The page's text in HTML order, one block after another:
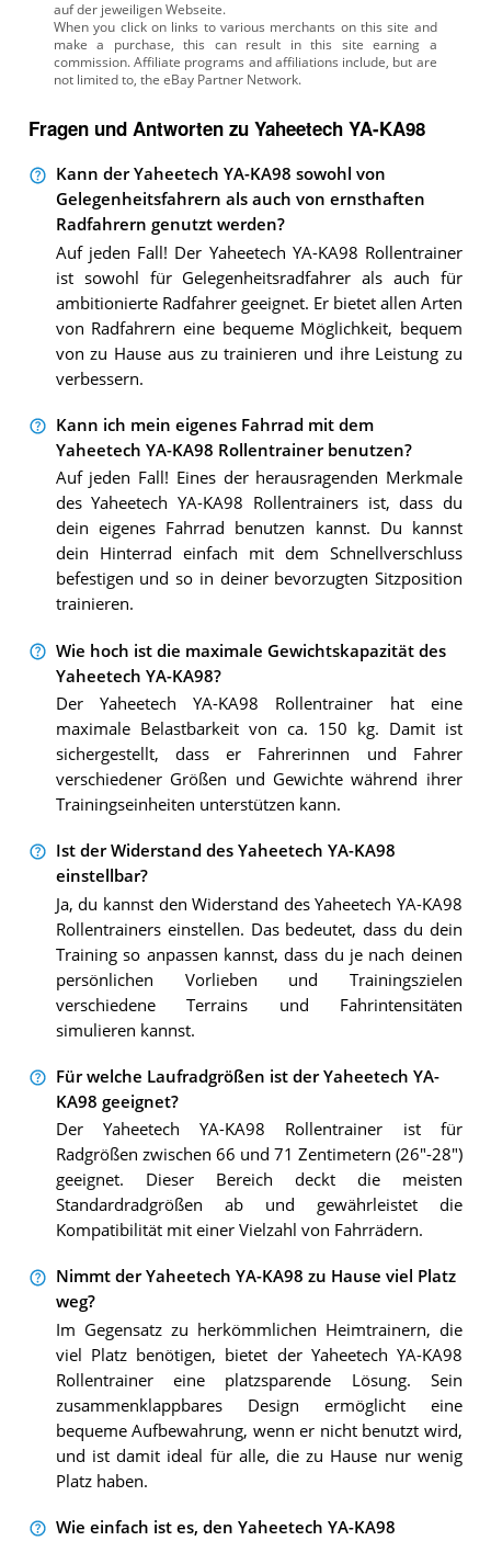
auf der jeweiligen Webseite.
Fragen und Antworten zu Yaheetech YA-KA98
Kann der Yaheetech YA-KA98 sowohl von
Gelegenheitsfahrern als auch von ernsthaften
Radfahrern genutzt werden?
Auf jeden Fall! Der Yaheetech YA-KA98 Rollentrainer
ist sowohl für Gelegenheitsradfahrer als auch für
ambitionierte Radfahrer geeignet. Er bietet allen Arten
von Radfahrern eine bequeme Möglichkeit, bequem
von zu Hause aus zu trainieren und ihre Leistung zu
verbessern.
Kann ich mein eigenes Fahrrad mit dem
Yaheetech YA-KA98 Rollentrainer benutzen?
Auf jeden Fall! Eines der herausragenden Merkmale
des Yaheetech YA-KA98 Rollentrainers ist, dass du
dein eigenes Fahrrad benutzen kannst. Du kannst
dein Hinterrad einfach mit dem Schnellverschluss
befestigen und so in deiner bevorzugten Sitzposition
trainieren.
Wie hoch ist die maximale Gewichtskapazität des
Yaheetech YA-KA98?
Der Yaheetech YA-KA98 Rollentrainer hat eine
maximale Belastbarkeit von ca. 150 kg. Damit ist
sichergestellt, dass er Fahrerinnen und Fahrer
verschiedener Größen und Gewichte während ihrer
Trainingseinheiten unterstützen kann.
Ist der Widerstand des Yaheetech YA-KA98
einstellbar?
Ja, du kannst den Widerstand des Yaheetech YA-KA98
Rollentrainers einstellen. Das bedeutet, dass du dein
Training so anpassen kannst, dass du je nach deinen
persönlichen Vorlieben und Trainingszielen
verschiedene Terrains und Fahrintensitäten
simulieren kannst.
Für welche Laufradgrößen ist der Yaheetech YA-
KA98 geeignet?
Der Yaheetech YA-KA98 Rollentrainer ist für
Radgrößen zwischen 66 und 71 Zentimetern (26"-28")
geeignet. Dieser Bereich deckt die meisten
Standardradgrößen ab und gewährleistet die
Kompatibilität mit einer Vielzahl von Fahrrädern.
Nimmt der Yaheetech YA-KA98 zu Hause viel Platz
weg?
Im Gegensatz zu herkömmlichen Heimtrainern, die
viel Platz benötigen, bietet der Yaheetech YA-KA98
Rollentrainer eine platzsparende Lösung. Sein
zusammenklappbares Design ermöglicht eine
bequeme Aufbewahrung, wenn er nicht benutzt wird,
und ist damit ideal für alle, die zu Hause nur wenig
Platz haben.
Wie einfach ist es, den Yaheetech YA-KA98